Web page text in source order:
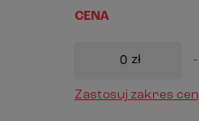
CENA
zł -
Zastosuj zakres cen